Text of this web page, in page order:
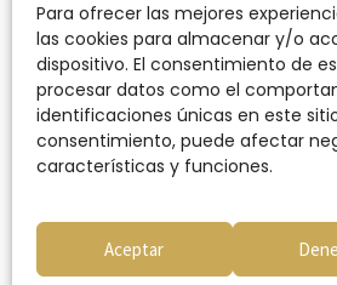
Para ofrecer las mejores
las cookies para almacenar y/o
dispositivo. El consentimiento de
procesar datos como el
identificaciones únicas en este
consentimiento, puede afectar
características y funciones.
Aceptar